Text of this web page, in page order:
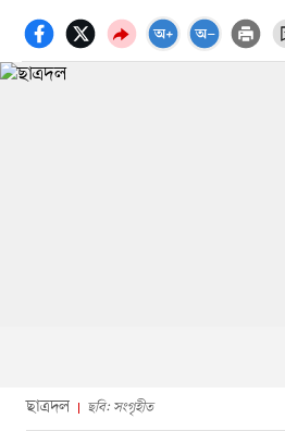
ছাত্রদল ছবি: সংগৃহীত